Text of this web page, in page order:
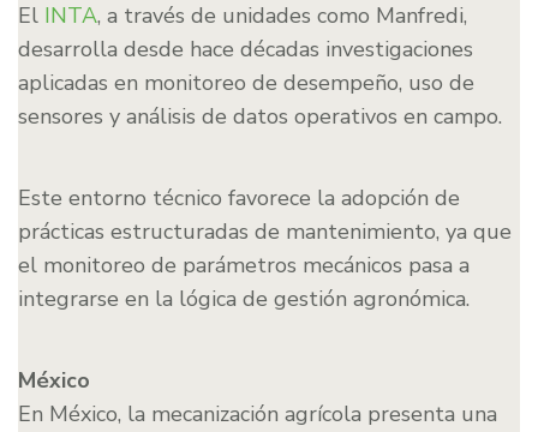
El INTA, a través de unidades como Manfredi,
desarrolla desde hace décadas investigaciones
aplicadas en monitoreo de desempeño, uso de
sensores y análisis de datos operativos en campo.
Este entorno técnico favorece la adopción de
prácticas estructuradas de mantenimiento, ya que
el monitoreo de parámetros mecánicos pasa a
integrarse en la lógica de gestión agronómica.
México
En México, la mecanización agrícola presenta una